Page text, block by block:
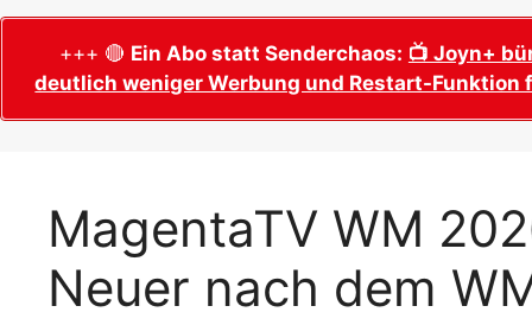
Wer wird Fußball-Weltmeister 2026?
Alle WM 2026 Trainer
Alle Fußball Weltmeister
Adidas Trionda: offizielle WM 2026
Spielball
WM 2026
Termine,
WM 2026
WM 2026
WM 2026
Spielort
+++ 🔴 Ein Abo statt Senderchaos: 📺 Joyn+
deutlich weniger Werbung und Restart-
MagentaTV WM
Neuer nach dem